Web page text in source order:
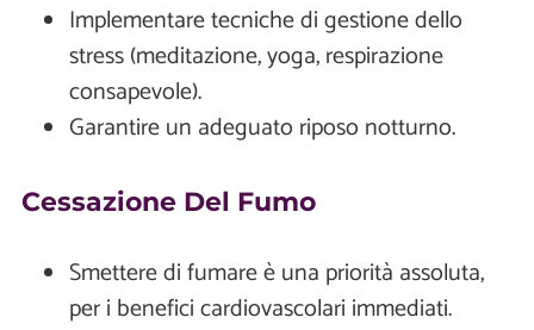
Implementare tecniche di gestione dello
stress (meditazione, yoga, respirazione
consapevole).
Garantire un adeguato riposo notturno.
Cessazione Del Fumo
Smettere di fumare è una priorità assoluta,
per i benefici cardiovascolari immediati.